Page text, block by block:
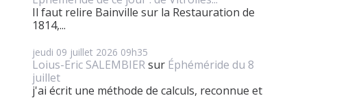
Il faut relire Bainville sur la Restauration de
1814,...
jeudi 09 juillet 2026 09h35
Loius-Eric SALEMBIERsur Éphéméride du 8
juillet
j'ai écrit une méthode de calculs, reconnue et